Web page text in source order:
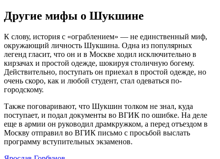
Другие мифы о Шукшине
К слову, история с «ограблением» — не единственный миф,
окружающий личность Шукшина. Одна из популярных
легенд гласит, что он и в Москве ходил исключительно в
кирзачах и простой одежде, шокируя столичную богему.
Действительно, поступать он приехал в простой одежде, но
очень скоро, как и любой студент, стал одеваться по-
городскому.
Также поговаривают, что Шукшин толком не знал, куда
поступает, и подал документы во ВГИК по ошибке. На деле
еще в армии он руководил драмкружком, а перед отъездом в
Москву отправил во ВГИК письмо с просьбой выслать
программу вступительных экзаменов.